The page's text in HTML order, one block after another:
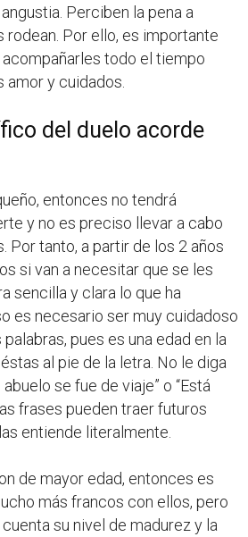
Perciben la pena a
rodean. Por ello, es importante
todo el tiempo
amor y cuidados.
del duelo acorde
entonces no tendrá
y no es preciso llevar a cabo
Por tanto, a partir de los 2 años
si van a necesitar que se les
sencilla y clara lo que ha
es necesario ser muy cuidadoso
pues es una edad en la
al pie de la letra. No le diga
se fue de viaje” o “Está
frases pueden traer futuros
entiende literalmente.
de mayor edad, entonces es
más francos con ellos, pero
su nivel de madurez y la